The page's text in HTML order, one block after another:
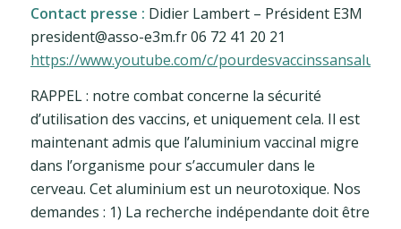
Contact presse : Didier Lambert – Président E3M
president@asso-e3m.fr 06 72 41 20 21
https://www.youtube.com/c/
RAPPEL : notre combat concerne la sécurité
d’utilisation des vaccins, et uniquement cela. Il est
maintenant admis que l’aluminium vaccinal migre
dans l’organisme pour s’accumuler dans le
cerveau. Cet aluminium est un neurotoxique. Nos
demandes : 1) La recherche indépendante doit être